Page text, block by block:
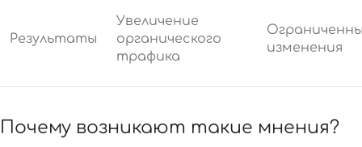
Результаты
Увеличение
органического
трафика
изменения
Почему возникают такие мнения?